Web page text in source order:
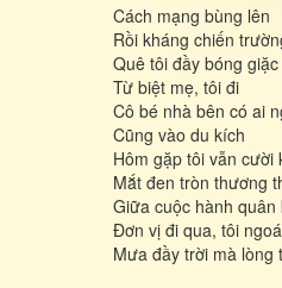
Cách mạng bùng lên
Rồi kháng chiến
Quê tôi đầy bóng giặc
Từ biệt mẹ, tôi đi
Cô bé nhà bên có ai
Cũng vào du kích
Hôm gặp tôi vẫn cười
Mắt đen tròn thương
Giữa cuộc hành
Đơn vị đi qua, tôi
Mưa đầy trời mà lòng